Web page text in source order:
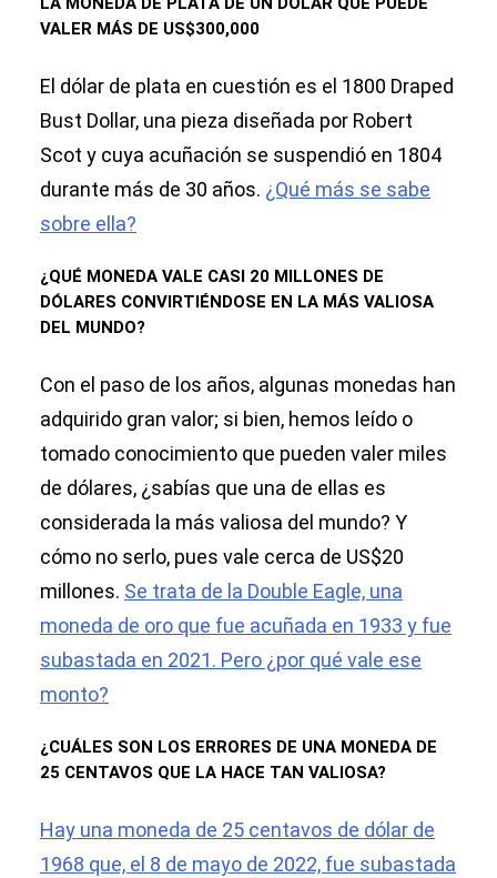
VALER MÁS DE US$300,000
El dólar de plata en cuestión es el 1800 Draped
Bust Dollar, una pieza diseñada por Robert
Scot y cuya acuñación se suspendió en 1804
durante más de 30 años. ¿Qué más se sabe
sobre ella?
¿QUÉ MONEDA VALE CASI 20 MILLONES DE
DÓLARES CONVIRTIÉNDOSE EN LA MÁS VALIOSA
DEL MUNDO?
Con el paso de los años, algunas monedas han
adquirido gran valor; si bien, hemos leído o
tomado conocimiento que pueden valer miles
de dólares, ¿sabías que una de ellas es
considerada la más valiosa del mundo? Y
cómo no serlo, pues vale cerca de US$20
millones. Se trata de la Double Eagle, una
moneda de oro que fue acuñada en 1933 y fue
subastada en 2021. Pero ¿por qué vale ese
monto?
¿CUÁLES SON LOS ERRORES DE UNA MONEDA DE
25 CENTAVOS QUE LA HACE TAN VALIOSA?
Hay una moneda de 25 centavos de dólar de
1968 que, el 8 de mayo de 2022, fue subastada